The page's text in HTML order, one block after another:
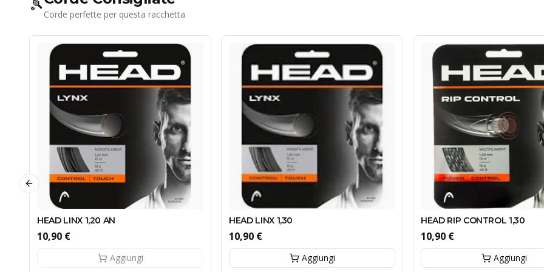
🎾 Corde perfette per questa racchetta
HEAD LINX 1,20 AN
10,90 €
Aggiungi
HEAD LINX 1,30
10,90 €
Aggiungi
HEAD RIP CONTROL 1,30
10,90 €
Aggiungi
Previous slide